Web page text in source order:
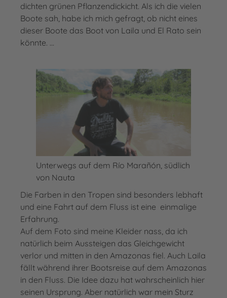
dichten grünen Pflanzendickicht. Als ich die vielen
Boote sah, habe ich mich gefragt, ob nicht eines
dieser Boote das Boot von Laila und El Rato sein
könnte. ...
Unterwegs auf dem Río Marañón, südlich
von Nauta
Die Farben in den Tropen sind besonders lebhaft
und eine Fahrt auf dem Fluss ist eine einmalige
Erfahrung.
Auf dem Foto sind meine Kleider nass, da ich
natürlich beim Aussteigen das Gleichgewicht
verlor und mitten in den Amazonas fiel. Auch Laila
fällt während ihrer Bootsreise auf dem Amazonas
in den Fluss. Die Idee dazu hat wahrscheinlich hier
seinen Ursprung. Aber natürlich war mein Sturz